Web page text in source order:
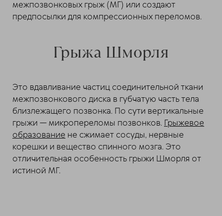
межпозвонковых грыж (МГ) или создают
предпосылки для компрессионных переломов.
Грыжа Шморля
Это вдавливание частиц соединительной ткани
межпозвонкового диска в губчатую часть тела
близлежащего позвонка. По сути вертикальные
грыжи — микропереломы позвонков. Грыжевое
образование не сжимает сосуды, нервные
корешки и вещество спинного мозга. Это
отличительная особенность грыжи Шморля от
истиной МГ.